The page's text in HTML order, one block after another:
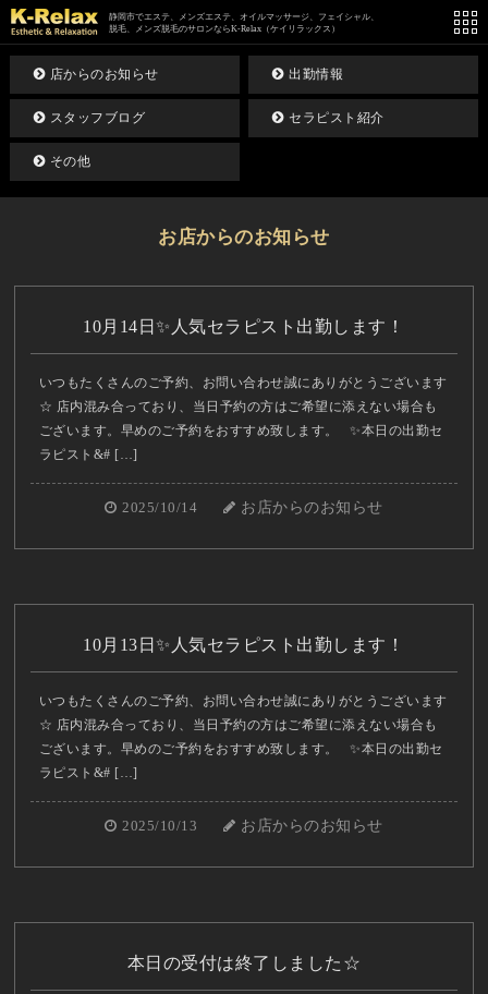
静岡市でエステ、メンズエステ、オイルマッサージ、フェイシャル、
脱毛、メンズ脱毛のサロンならK-Relax（ケイリラックス）
店からのお知らせ 出勤情報
スタッフブログ セラピスト紹介
その他
お店からのお知らせ
10月14日✨人気セラピスト出勤します！
いつもたくさんのご予約、お問い合わせ誠にありがとうございます
☆ 店内混み合っており、当日予約の方はご希望に添えない場合も
ございます。早めのご予約をおすすめ致します。 ✨本日の出勤セ
ラピスト&# […]
2025/10/14 お店からのお知らせ
10月13日✨人気セラピスト出勤します！
いつもたくさんのご予約、お問い合わせ誠にありがとうございます
☆ 店内混み合っており、当日予約の方はご希望に添えない場合も
ございます。早めのご予約をおすすめ致します。 ✨本日の出勤セ
ラピスト&# […]
2025/10/13 お店からのお知らせ
本日の受付は終了しました☆